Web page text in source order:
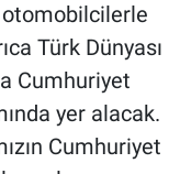
otomobilcilerle
Türk Dünyası
Cumhuriyet
yer alacak.
Cumhuriyet